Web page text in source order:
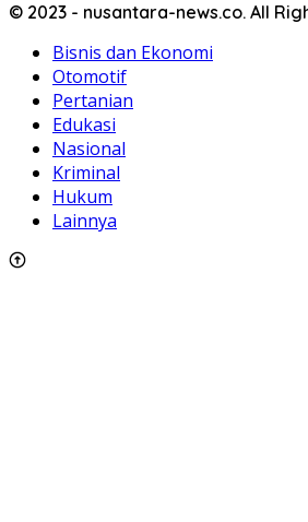
© 2023 - nusantara-news.co. All
Bisnis dan Ekonomi
Otomotif
Pertanian
Edukasi
Nasional
Kriminal
Hukum
Lainnya